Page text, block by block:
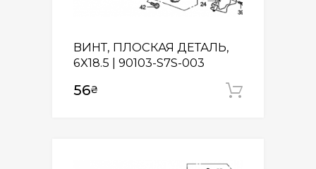
ВИНТ, ПЛОСКАЯ ДЕТАЛЬ,
6X18.5 | 90103-S7S-003
56₴